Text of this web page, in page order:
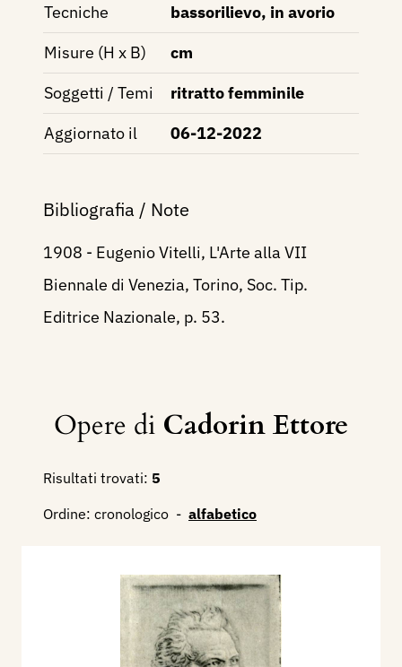
Tecniche
bassorilievo, in avorio
Misure (H x B)
cm
Soggetti / Temi
ritratto femminile
Aggiornato il
06-12-2022
Bibliografia / Note
1908 - Eugenio Vitelli, L'Arte alla VII
Biennale di Venezia, Torino, Soc. Tip.
Editrice Nazionale, p. 53.
Opere di Cadorin Ettore
Risultati trovati: 5
Ordine: cronologico - alfabetico